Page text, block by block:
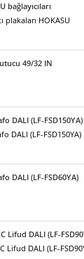
bağlayıcıları
plakaları HOKASU
49/32 IN
DALI (LF-FSD150YA)
DALI (LF-FSD150YA)
DALI (LF-FSD60YA)
Lifud DALI (LF-
Lifud DALI (LF-